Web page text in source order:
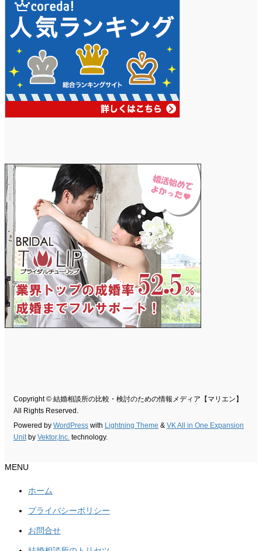
Copyright © 結婚相談所の比較・検討のための情報メディア【マリエン】
All Rights Reserved.
Powered by WordPress with Lightning Theme & VK All in One Expansion
Unit by Vektor,Inc. technology.
MENU
ホーム
プライバシーポリシー
お問合せ